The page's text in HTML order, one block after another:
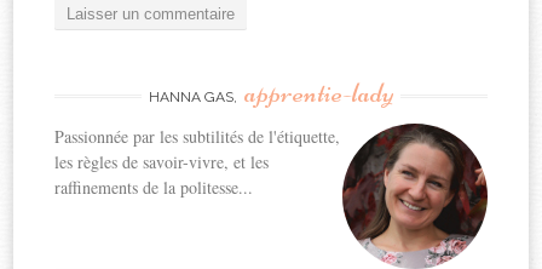
HANNA GAS, apprentie-lady
Passionnée par les subtilités de l'étiquette,
les règles de savoir-vivre, et les
raffinements de la politesse...